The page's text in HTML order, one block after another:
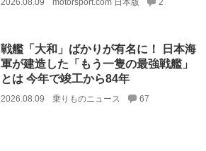
戦艦「大和」ばかりが有名に！ 日本海
軍が建造した「もう一隻の最強戦艦」
とは 今年で竣工から84年
2026.08.09 乗りものニュース 67